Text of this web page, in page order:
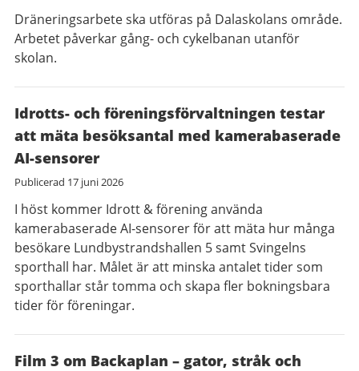
Dräneringsarbete ska utföras på Dalaskolans område.
Arbetet påverkar gång- och cykelbanan utanför
skolan.
Idrotts- och föreningsförvaltningen testar
att mäta besöksantal med kamerabaserade
AI-sensorer
Publicerad 17 juni 2026
I höst kommer Idrott & förening använda
kamerabaserade AI-sensorer för att mäta hur många
besökare Lundbystrandshallen 5 samt Svingelns
sporthall har. Målet är att minska antalet tider som
sporthallar står tomma och skapa fler bokningsbara
tider för föreningar.
Film 3 om Backaplan – gator, stråk och